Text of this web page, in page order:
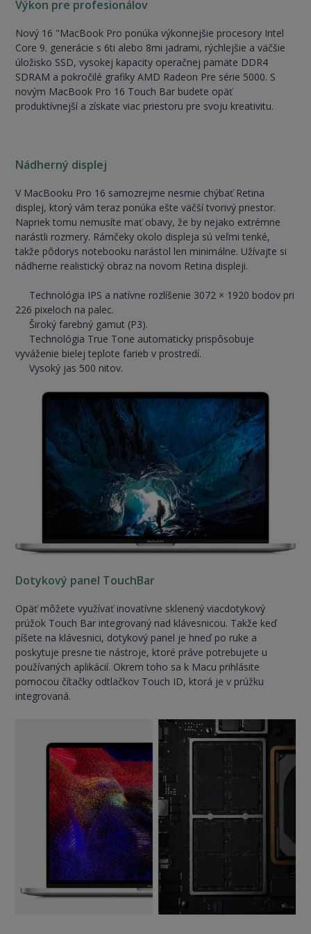
Výkon pre profesionálov
Nový 16 "MacBook Pro ponúka výkonnejšie procesory Intel
Core 9. generácie s 6ti alebo 8mi jadrami, rýchlejšie a väčšie
úložisko SSD, vysokej kapacity operačnej pamäte DDR4
SDRAM a pokročilé grafiky AMD Radeon Pre série 5000. S
novým MacBook Pro 16 Touch Bar budete opäť
produktívnejší a získate viac priestoru pre svoju kreativitu.
Nádherný displej
V MacBooku Pro 16 samozrejme nesmie chýbať Retina
displej, ktorý vám teraz ponúka ešte väčší tvorivý priestor.
Napriek tomu nemusíte mať obavy, že by nejako extrémne
narástli rozmery. Rámčeky okolo displeja sú veľmi tenké,
takže pôdorys notebooku narástol len minimálne. Užívajte si
nádherne realistický obraz na novom Retina displeji.
Technológia IPS a natívne rozlíšenie 3072 × 1920 bodov pri
226 pixeloch na palec.
Široký farebný gamut (P3).
Technológia True Tone automaticky prispôsobuje
vyváženie bielej teplote farieb v prostredí.
Vysoký jas 500 nitov.
Dotykový panel TouchBar
Opäť môžete využívať inovatívne sklenený viacdotykový
prúžok Touch Bar integrovaný nad klávesnicou. Takže keď
píšete na klávesnici, dotykový panel je hneď po ruke a
poskytuje presne tie nástroje, ktoré práve potrebujete u
používaných aplikácií. Okrem toho sa k Macu prihlásite
pomocou čítačky odtlačkov Touch ID, ktorá je v prúžku
integrovaná.